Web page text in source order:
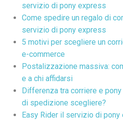
servizio di pony express
Come spedire un regalo di
servizio di pony express
5 motivi per scegliere un
e-commerce
Postalizzazione massiva:
e a chi affidarsi
Differenza tra corriere e
di spedizione scegliere?
Easy Rider il servizio di pony